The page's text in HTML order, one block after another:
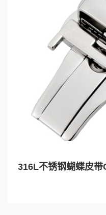
316L不锈钢蝴蝶皮带